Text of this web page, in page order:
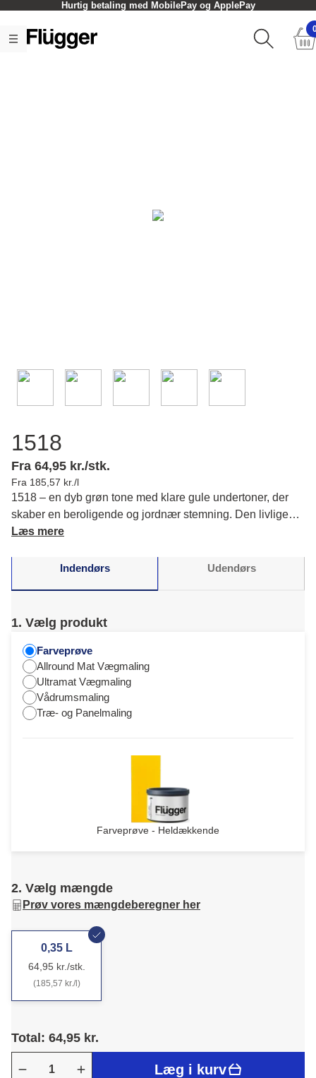
Hurtig betaling med MobilePay og ApplePay
1518
Fra 64,95 kr./stk.
Fra 185,57 kr./l
1518 – en dyb grøn tone med klare gule undertoner, der
skaber en beroligende og jordnær stemning. Den livlige
nuance matcher dine varme, neutrale farver og giver en
Læs mere
Indendørs Udendørs
1. Vælg produkt
Farveprøve
Allround Mat Vægmaling
Ultramat Vægmaling
Vådrumsmaling
Træ- og Panelmaling
Farveprøve - Heldækkende
2. Vælg mængde
Prøv vores mængdeberegner her
0,35 L
64,95 kr./stk.
(185,57 kr./l)
Total: 64,95 kr.
Læg i kurv